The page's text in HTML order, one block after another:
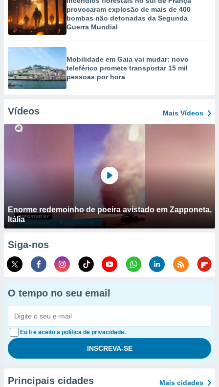
provocaram explosão de mais de 400
bombas não detonadas da Segunda
Guerra Mundial
Mobilidade em Gaia vai mudar: novo
teleférico promete transportar 15 mil
pessoas por hora
Vídeos Mais Vídeos
Enorme redemoinho de poeira avistado em Zapponeta,
Itália
Siga-nos
O tempo no seu email
Eu li e aceito a política de privacidade.
Principais cidades Mais cidades